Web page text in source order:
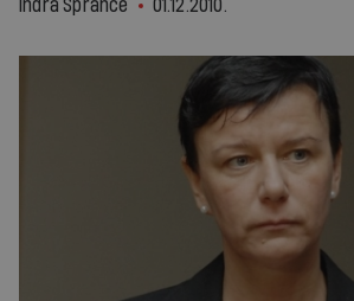
Indra Sprance 01.12.2010.